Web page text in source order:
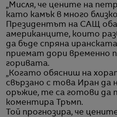
„Мисля, че цените на
като камък в много
Президентът на САЩ
американците, които
да бъде спряна
приемат дори временно
горивата.
„Когато обясниш на
свързано с това Иран да
оръжие, те са готови да
коментира Тръмп.
Той прогнозира, че